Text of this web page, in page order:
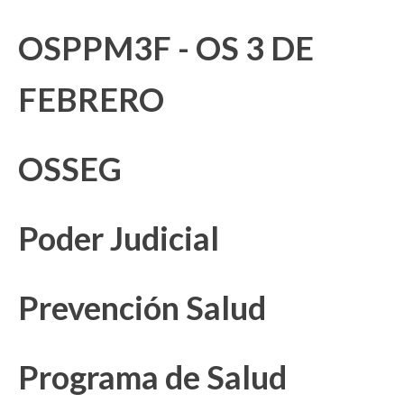
OSPPM3F - OS 3 DE
FEBRERO
OSSEG
Poder Judicial
Prevención Salud
Programa de Salud